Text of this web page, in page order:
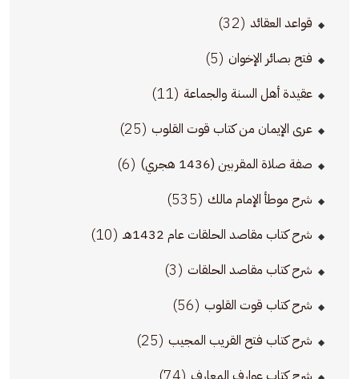
قواعد العقائد (32)
فتح بصائر الإخوان (5)
عقيدة أهل السنة والجماعة (11)
عرى الإيمان من كتاب قوت القلوب (25)
صفة صلاة المقربين (1436 هجري) (6)
شرح موطأ الإمام مالك (535)
شرح كتاب مقاصد الحلقات عام 1432هـ (10)
شرح كتاب مقاصد الحلقات (3)
شرح كتاب قوت القلوب (56)
شرح كتاب فتح القريب المجيب (25)